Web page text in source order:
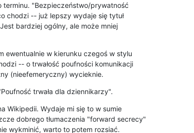
terminu. "Bezpieczeństwo/prywatność
chodzi -- już lepszy wydaje się tytuł
bardziej ogólny, ale może mniej
ewentualnie w kierunku czegoś w stylu
-- o trwałość poufności komunikacji
(nieefemeryczny) wycieknie.
trwała dla dziennikarzy".
Wikipedii. Wydaje mi się to w sumie
dobrego tłumaczenia "forward secrecy"
wykminić, warto to potem rozsiać.